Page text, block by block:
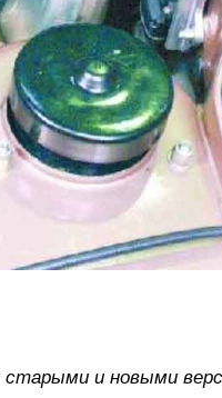
и новыми